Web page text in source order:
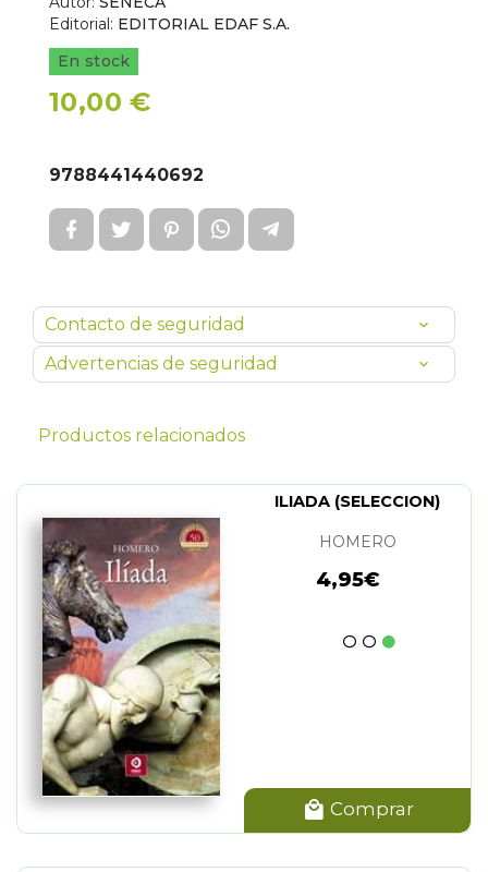
Editorial: EDITORIAL EDAF S.A.
En stock
10,00 €
9788441440692
Contacto de seguridad
Advertencias de seguridad
Productos relacionados
ILIADA (SELECCION)
HOMERO
4,95€
Comprar